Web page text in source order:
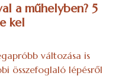
a műhelyben? 5
kel
változása is
összefoglaló lépésről